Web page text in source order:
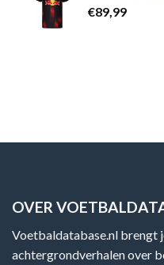
€89,99
OVER
Voetbaldatabase.nl brengt
achtergrondverhalen over